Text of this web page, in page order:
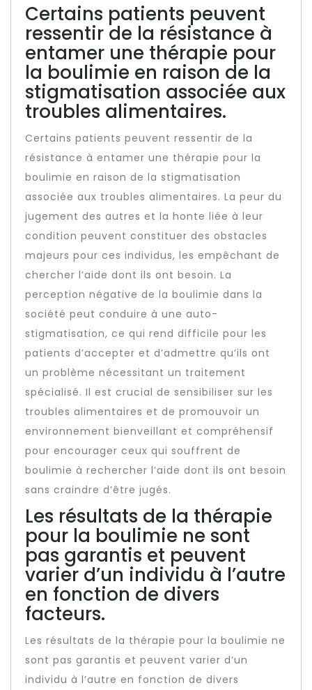
Certains patients peuvent
ressentir de la résistance à
entamer une thérapie pour
la boulimie en raison de la
stigmatisation associée aux
troubles alimentaires.
Certains patients peuvent ressentir de la
résistance à entamer une thérapie pour la
boulimie en raison de la stigmatisation
associée aux troubles alimentaires. La peur du
jugement des autres et la honte liée à leur
condition peuvent constituer des obstacles
majeurs pour ces individus, les empêchant de
chercher l’aide dont ils ont besoin. La
perception négative de la boulimie dans la
société peut conduire à une auto-
stigmatisation, ce qui rend difficile pour les
patients d’accepter et d’admettre qu’ils ont
un problème nécessitant un traitement
spécialisé. Il est crucial de sensibiliser sur les
troubles alimentaires et de promouvoir un
environnement bienveillant et compréhensif
pour encourager ceux qui souffrent de
boulimie à rechercher l’aide dont ils ont besoin
sans craindre d’être jugés.
Les résultats de la thérapie
pour la boulimie ne sont
pas garantis et peuvent
varier d’un individu à l’autre
en fonction de divers
facteurs.
Les résultats de la thérapie pour la boulimie ne
sont pas garantis et peuvent varier d’un
individu à l’autre en fonction de divers